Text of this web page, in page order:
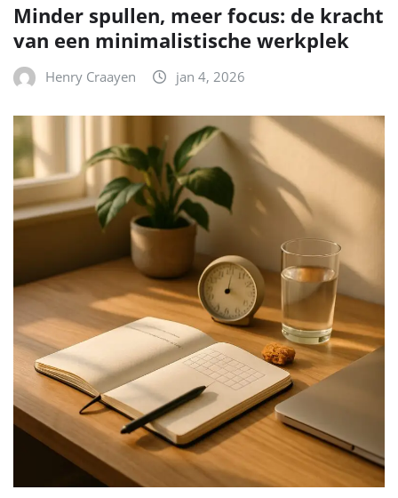
Minder spullen, meer focus: de kracht
van een minimalistische werkplek
Henry Craayen jan 4, 2026